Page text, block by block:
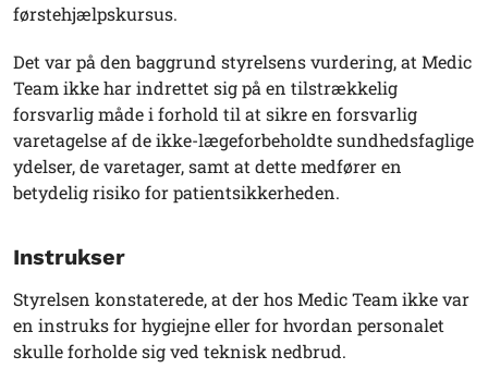
førstehjælpskursus.
Det var på den baggrund styrelsens vurdering, at Medic
Team ikke har indrettet sig på en tilstrækkelig
forsvarlig måde i forhold til at sikre en forsvarlig
varetagelse af de ikke-lægeforbeholdte sundhedsfaglige
ydelser, de varetager, samt at dette medfører en
betydelig risiko for patientsikkerheden.
Instrukser
Styrelsen konstaterede, at der hos Medic Team ikke var
en instruks for hygiejne eller for hvordan personalet
skulle forholde sig ved teknisk nedbrud.